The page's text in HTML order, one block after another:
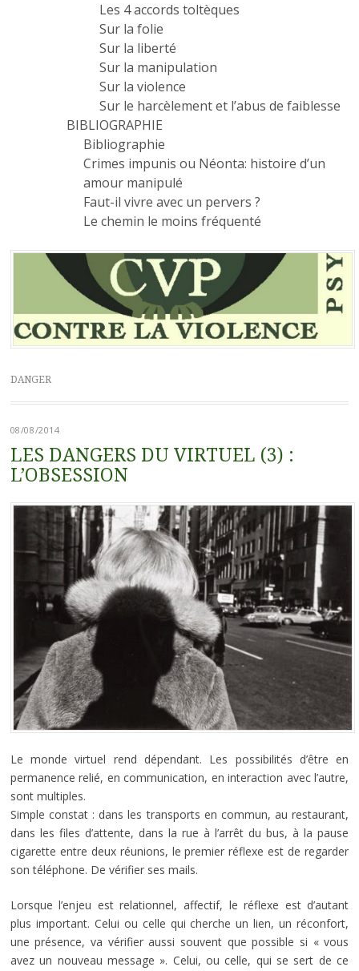
Les 4 accords toltèques
Sur la folie
Sur la liberté
Sur la manipulation
Sur la violence
Sur le harcèlement et l’abus de faiblesse
BIBLIOGRAPHIE
Bibliographie
Crimes impunis ou Néonta: histoire d’un
amour manipulé
Faut-il vivre avec un pervers ?
Le chemin le moins fréquenté
DANGER
08/08/2014
LES DANGERS DU VIRTUEL (3) :
L’OBSESSION
Le monde virtuel rend dépendant. Les possibilités d’être en
permanence relié, en communication, en interaction avec l’autre,
sont multiples.
Simple constat : dans les transports en commun, au restaurant,
dans les files d’attente, dans la rue à l’arrêt du bus, à la pause
cigarette entre deux réunions, le premier réflexe est de regarder
son téléphone. De vérifier ses mails.
Lorsque l’enjeu est relationnel, affectif, le réflexe est d’autant
plus important. Celui ou celle qui cherche un lien, un réconfort,
une présence, va vérifier aussi souvent que possible si « vous
avez un nouveau message ». Celui, ou celle, qui se sert de ce